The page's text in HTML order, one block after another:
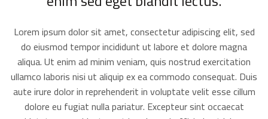
Lorem ipsum dolor sit amet, consectetur adipiscing elit, sed
do eiusmod tempor incididunt ut labore et dolore magna
aliqua. Ut enim ad minim veniam, quis nostrud exercitation
ullamco laboris nisi ut aliquip ex ea commodo consequat. Duis
aute irure dolor in reprehenderit in voluptate velit esse cillum
dolore eu fugiat nulla pariatur. Excepteur sint occaecat